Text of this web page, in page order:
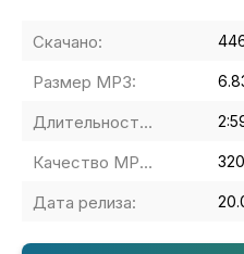
Скачано:
Размер MP3:
Длительность MP3:
Качество MP3:
Дата релиза: